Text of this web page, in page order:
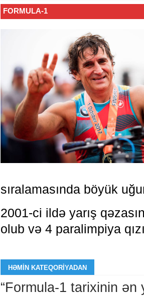
FORMULA-1
sıralamasında böyük
2001-ci ildə yarış
olub və 4 paralimpiya
HƏMIN KATEQORIYADAN
“Formula-1 tarixinin ən